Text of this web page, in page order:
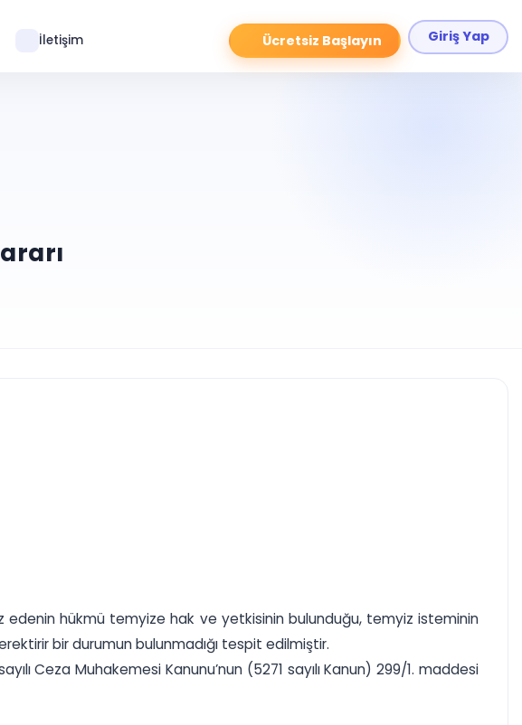
Ücretsiz Başlayın Giriş Yap
İletişim
edenin hükmü temyize hak ve yetkisinin bulunduğu, temyiz isteminin
bir durumun bulunmadığı tespit edilmiştir.
Ceza Muhakemesi Kanunu’nun (5271 sayılı Kanun) 299/1. maddesi